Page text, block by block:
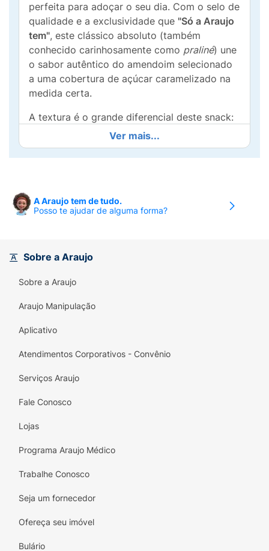
perfeita para adoçar o seu dia. Com o selo de
qualidade e a exclusividade que "Só a Araujo
tem", este clássico absoluto (também
conhecido carinhosamente como praliné) une
o sabor autêntico do amendoim selecionado
a uma cobertura de açúcar caramelizado na
medida certa.
A textura é o grande diferencial deste snack:
uma casquinha doce, sequinha e incrivelmente
crocante que se desfaz na boca,
contrastando com o amendoim macio. A
doce após o almoço, para saborear assistindo
a um filme ou para levar na bolsa e na
para qualquer lugar!
Principais Benefícios:
Sabor de Tradição:
açúcar caramelizado, resgatando memórias
afetivas.
Crocância Extrema:
prazerosa.
Porção Ideal:
ou para pequenos lanches.
Praticidade On-The-Go:
perfeito para carregar na bolsa, deixar no
com a qualidade garantida da marca Mió,
Ver mais...
A Araujo tem de tudo.
Posso te ajudar de alguma forma?
Sobre a Araujo
Sobre a Araujo
Araujo Manipulação
Aplicativo
Atendimentos Corporativos - Convênio
Serviços Araujo
Fale Conosco
Lojas
Programa Araujo Médico
Trabalhe Conosco
Seja um fornecedor
Ofereça seu imóvel
Bulário